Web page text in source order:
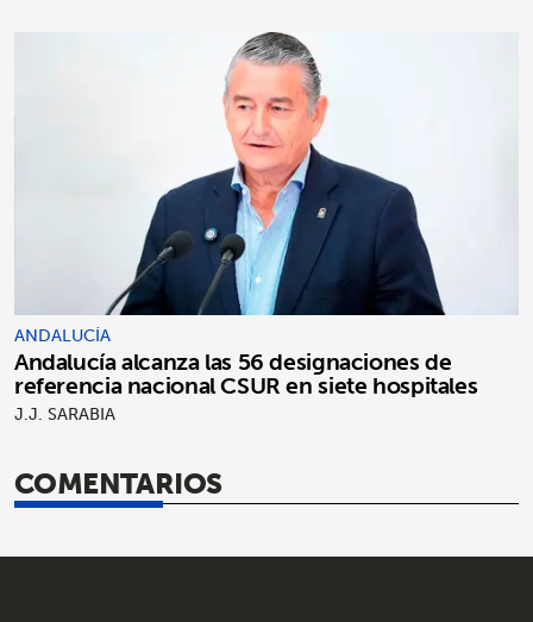
ANDALUCÍA
Andalucía alcanza las 56 designaciones de
referencia nacional CSUR en siete hospitales
J.J. SARABIA
COMENTARIOS